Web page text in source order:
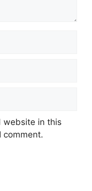
website in this
comment.